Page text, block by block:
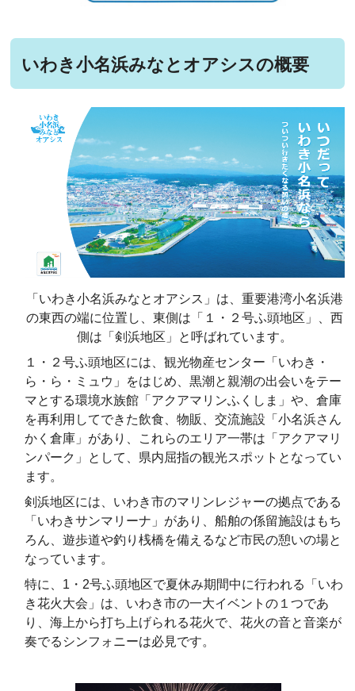
いわき小名浜みなとオアシスの概要
「いわき小名浜みなとオアシス」は、重要港湾小名浜港
の東西の端に位置し、東側は「１・２号ふ頭地区」、西
側は「剣浜地区」と呼ばれています。
１・２号ふ頭地区には、観光物産センター「いわき・
ら・ら・ミュウ」をはじめ、黒潮と親潮の出会いをテー
マとする環境水族館「アクアマリンふくしま」や、倉庫
を再利用してできた飲食、物販、交流施設「小名浜さん
かく倉庫」があり、これらのエリア一帯は「アクアマリ
ンパーク」として、県内屈指の観光スポットとなってい
ます。
剣浜地区には、いわき市のマリンレジャーの拠点である
「いわきサンマリーナ」があり、船舶の係留施設はもち
ろん、遊歩道や釣り桟橋を備えるなど市民の憩いの場と
なっています。
特に、1・2号ふ頭地区で夏休み期間中に行われる「いわ
き花火大会」は、いわき市の一大イベントの１つであ
り、海上から打ち上げられる花火で、花火の音と音楽が
奏でるシンフォニーは必見です。